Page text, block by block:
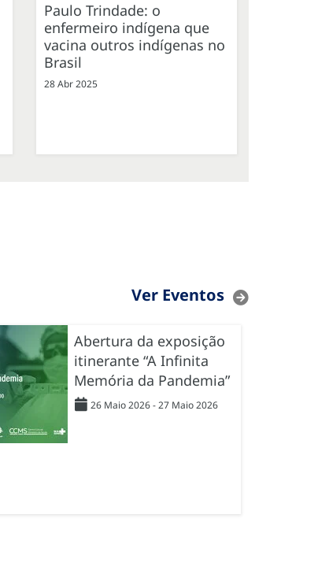
Paulo Trindade: o
enfermeiro indígena que
vacina outros indígenas no
Brasil
28 Abr 2025
Ver Eventos
Abertura da exposição
itinerante “A Infinita
Memória da Pandemia”
26 Maio 2026 - 27 Maio 2026